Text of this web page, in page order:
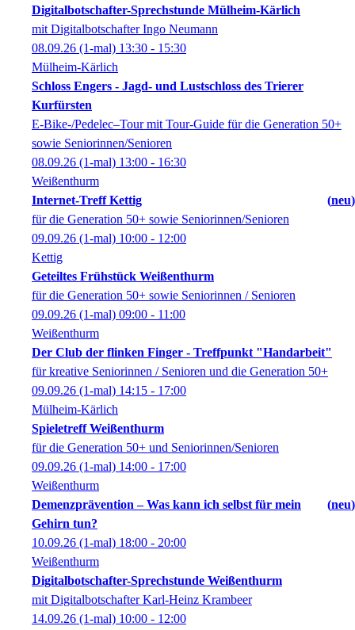
Digitalbotschafter-Sprechstunde Mülheim-Kärlich
mit Digitalbotschafter Ingo Neumann
08.09.26 (1-mal) 13:30 - 15:30
Mülheim-Kärlich
Schloss Engers - Jagd- und Lustschloss des Trierer
Kurfürsten
E-Bike-/Pedelec–Tour mit Tour-Guide für die Generation 50+
sowie Seniorinnen/Senioren
08.09.26 (1-mal) 13:00 - 16:30
Weißenthurm
Internet-Treff Kettig
neu
für die Generation 50+ sowie Seniorinnen/Senioren
09.09.26 (1-mal) 10:00 - 12:00
Kettig
Geteiltes Frühstück Weißenthurm
für die Generation 50+ sowie Seniorinnen / Senioren
09.09.26 (1-mal) 09:00 - 11:00
Weißenthurm
Der Club der flinken Finger - Treffpunkt "Handarbeit"
für kreative Seniorinnen / Senioren und die Generation 50+
09.09.26 (1-mal) 14:15 - 17:00
Mülheim-Kärlich
Spieletreff Weißenthurm
für die Generation 50+ und Seniorinnen/Senioren
09.09.26 (1-mal) 14:00 - 17:00
Weißenthurm
Demenzprävention – Was kann ich selbst für mein
Gehirn tun?
neu
10.09.26 (1-mal) 18:00 - 20:00
Weißenthurm
Digitalbotschafter-Sprechstunde Weißenthurm
mit Digitalbotschafter Karl-Heinz Krambeer
14.09.26 (1-mal) 10:00 - 12:00